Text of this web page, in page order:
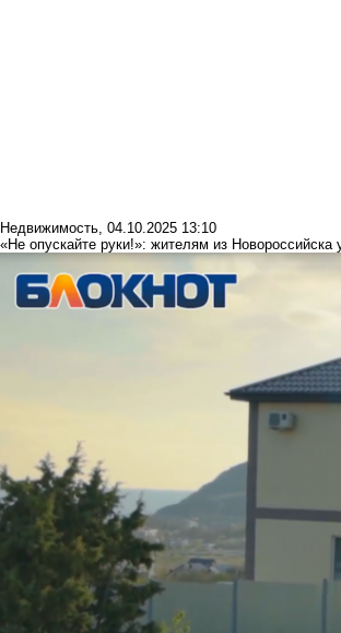
Недвижимость, 04.10.2025 13:10
«Не опускайте руки!»: жителям из